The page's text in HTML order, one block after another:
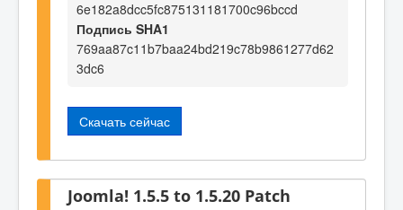
6e182a8dcc5fc875131181700c96bccd
Подпись SHA1
769aa87c11b7baa24bd219c78b9861277d62
3dc6
Скачать сейчас
Joomla! 1.5.5 to 1.5.20 Patch